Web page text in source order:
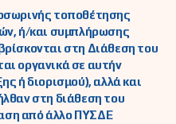
τοποθέτησης
ή/και συμπλήρωσης
στη Διάθεση του
οργανικά σε αυτήν
ή διορισμού), αλλά και
στη διάθεση του
από άλλο ΠΥΣΔΕ